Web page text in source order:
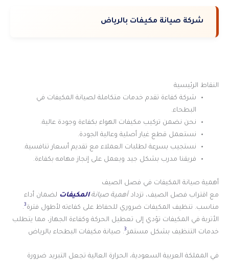
شركة صيانة مكيفات بالرياض
النقاط الرئيسية
شركة كفاءة تقدم خدمات متكاملة لصيانة المكيفات في
البطحاء.
نحن نضمن تركيب مكيفات الهواء بكفاءة وجودة عالية.
نستعمل قطع غيار أصلية وعالية الجودة.
نستجيب بسرعة لطلبات العملاء مع تقديم أسعار تنافسية.
فريقنا مدرب بشكل جيد ويعمل على إنجاز مهامه بكفاءة.
أهمية صيانة المكيفات في فصل الصيف
مع اقتراب فصل الصيف، تزداد أهمية صيانةالمكيفات لضمان أداء
مناسب. تنظيف المكيفات ضروري للحفاظ على كفاءته لأطول فترة3
.
الأتربة في المكيفات تؤدي إلى تعطيل الحركة وكفاءة الجهاز، مما يتطلب
خدمات التنظيف بشكل مستمر 3. صيانة مكيفات البطحاء بالرياض
في المملكة العربية السعودية، الحرارة العالية تجعل التبريد ضرورة